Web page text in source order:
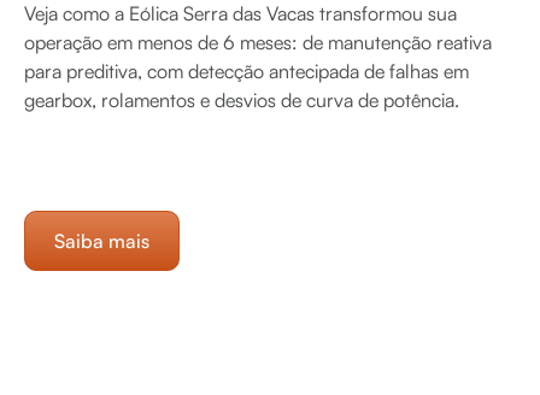
Veja como a Eólica Serra das Vacas transformou sua
operação em menos de 6 meses: de manutenção reativa
para preditiva, com detecção antecipada de falhas em
gearbox, rolamentos e desvios de curva de potência.
Saiba mais